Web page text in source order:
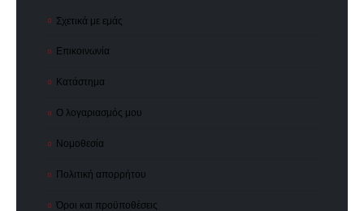
Σχετικά με εμάς
Επικοινωνία
Κατάστημα
Ο λογαριασμός μου
Νομοθεσία
Πολιτική απορρήτου
Όροι και προϋποθέσεις